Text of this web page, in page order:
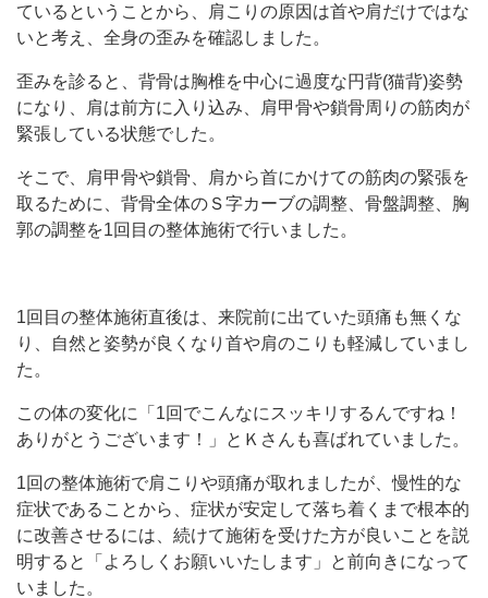
ているということから、肩こりの原因は首や肩だけではな
いと考え、全身の歪みを確認しました。
歪みを診ると、背骨は胸椎を中心に過度な円背(猫背)姿勢
になり、肩は前方に入り込み、肩甲骨や鎖骨周りの筋肉が
緊張している状態でした。
そこで、肩甲骨や鎖骨、肩から首にかけての筋肉の緊張を
取るために、背骨全体のＳ字カーブの調整、骨盤調整、胸
郭の調整を1回目の整体施術で行いました。
1回目の整体施術直後は、来院前に出ていた頭痛も無くな
り、自然と姿勢が良くなり首や肩のこりも軽減していまし
た。
この体の変化に「1回でこんなにスッキリするんですね！
ありがとうございます！」とＫさんも喜ばれていました。
1回の整体施術で肩こりや頭痛が取れましたが、慢性的な
症状であることから、症状が安定して落ち着くまで根本的
に改善させるには、続けて施術を受けた方が良いことを説
明すると「よろしくお願いいたします」と前向きになって
いました。